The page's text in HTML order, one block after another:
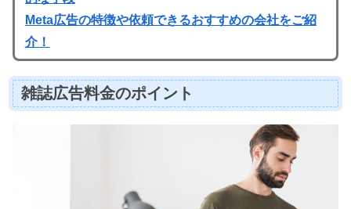
Meta広告の特徴や依頼できるおすすめの会社をご紹
介！
雑誌広告料金のポイント